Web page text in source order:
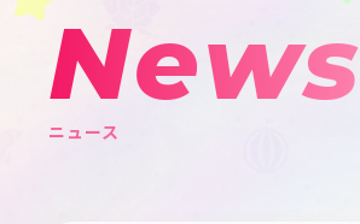
News
ニュース